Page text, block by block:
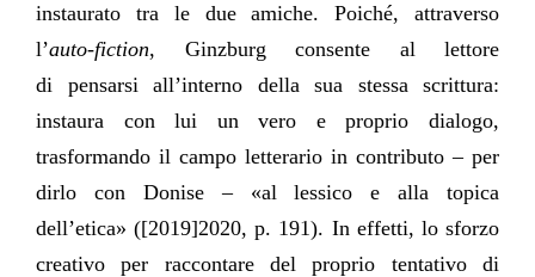
instaurato tra le due amiche. Poiché, attraverso
l’auto-fiction, Ginzburg consente al lettore
di pensarsi all’interno della sua stessa scrittura:
instaura con lui un vero e proprio dialogo,
trasformando il campo letterario in contributo – per
dirlo con Donise – «al lessico e alla topica
dell’etica» ([2019]2020, p. 191). In effetti, lo sforzo
creativo per raccontare del proprio tentativo di